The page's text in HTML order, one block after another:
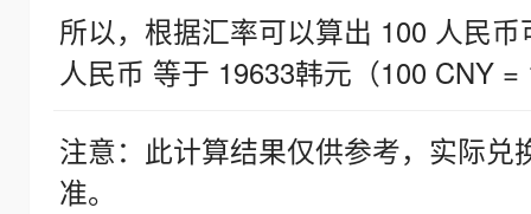
所以，根据汇率可以算出 100 人民
人民币 等于 19633韩元（100 CNY =
注意：此计算结果仅供参考，实际
准。